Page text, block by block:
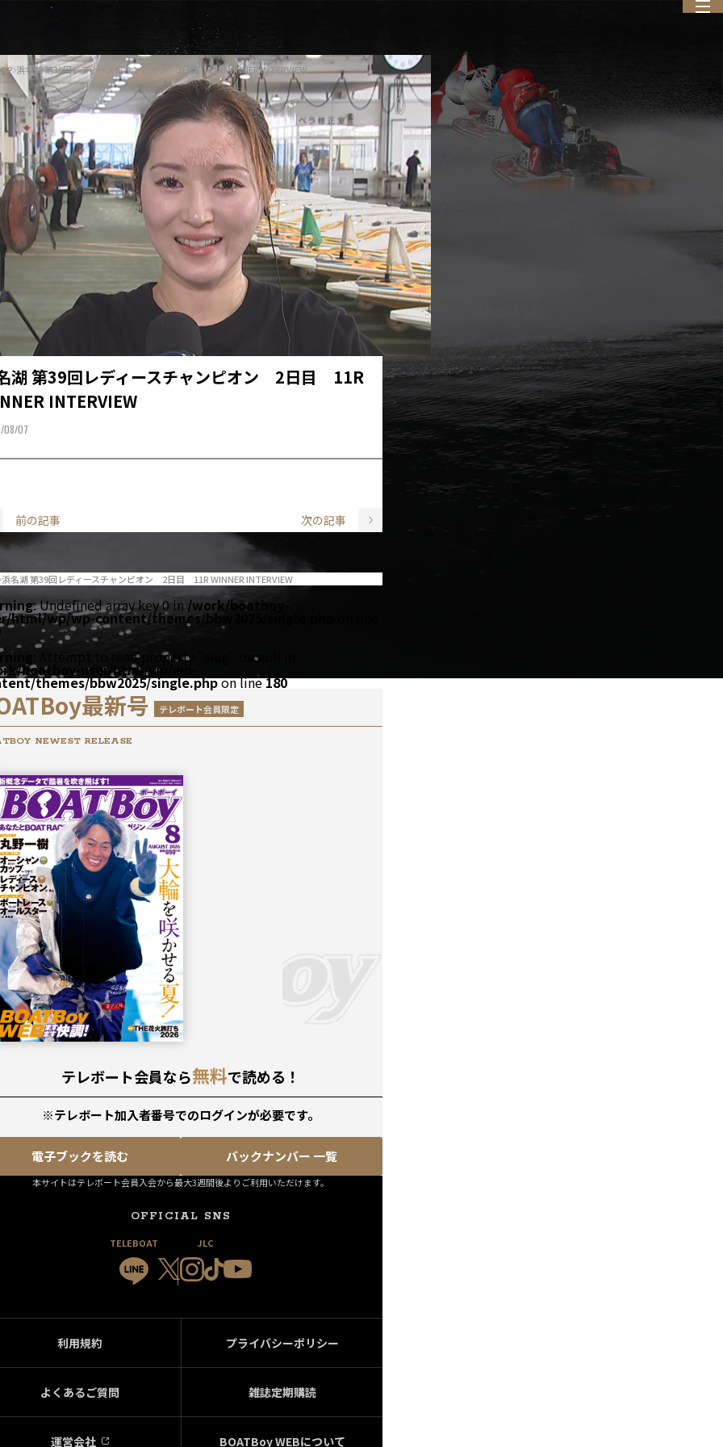
浜名湖 第39回レディースチャンピオン 2日目 11R WINNER INTERVIEW
湖 第39回レディースチャンピオン 2日目 11R
INTERVIEW
08/07
前の記事 次の記事
浜名湖 第39回レディースチャンピオン 2日目 11R WINNER INTERVIEW
: Undefined array key 0 in/work/boatboy-
html/wp/wp-content/themes/bbw2025/single.php
: Attempt to read property "slug" on null in
boatboy-user/html/wp/wp-
themes/bbw2025/single.phpon line180
最新号 テレボート会員限定
NEWEST RELEASE
2026年
8月号
テレボート会員なら無料で読める！
※テレボート加入者番号でのログインが必要です。
電子ブックを読む バックナンバー 一覧
本サイトはテレボート会員入会から最大3週間後よりご利用いただけます。
OFFICIAL SNS
TELEBOAT JLC
利用規約 プライバシーポリシー
よくあるご質問 雑誌定期購読
運営会社 BOATBoy WEBについて